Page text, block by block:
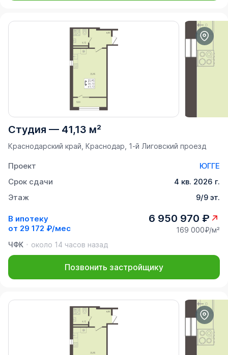
Студия — 41,13 м²
Краснодарский край, Краснодар, 1-й Лиговский проезд
Проект
ЮГГЕ
Срок сдачи
4 кв. 2026 г.
Этаж
9/9 эт.
В ипотеку
от 29 172 ₽/мес
6 950 970 ₽
169 000₽/м²
ЧФК
около 14 часов назад
Позвонить застройщику